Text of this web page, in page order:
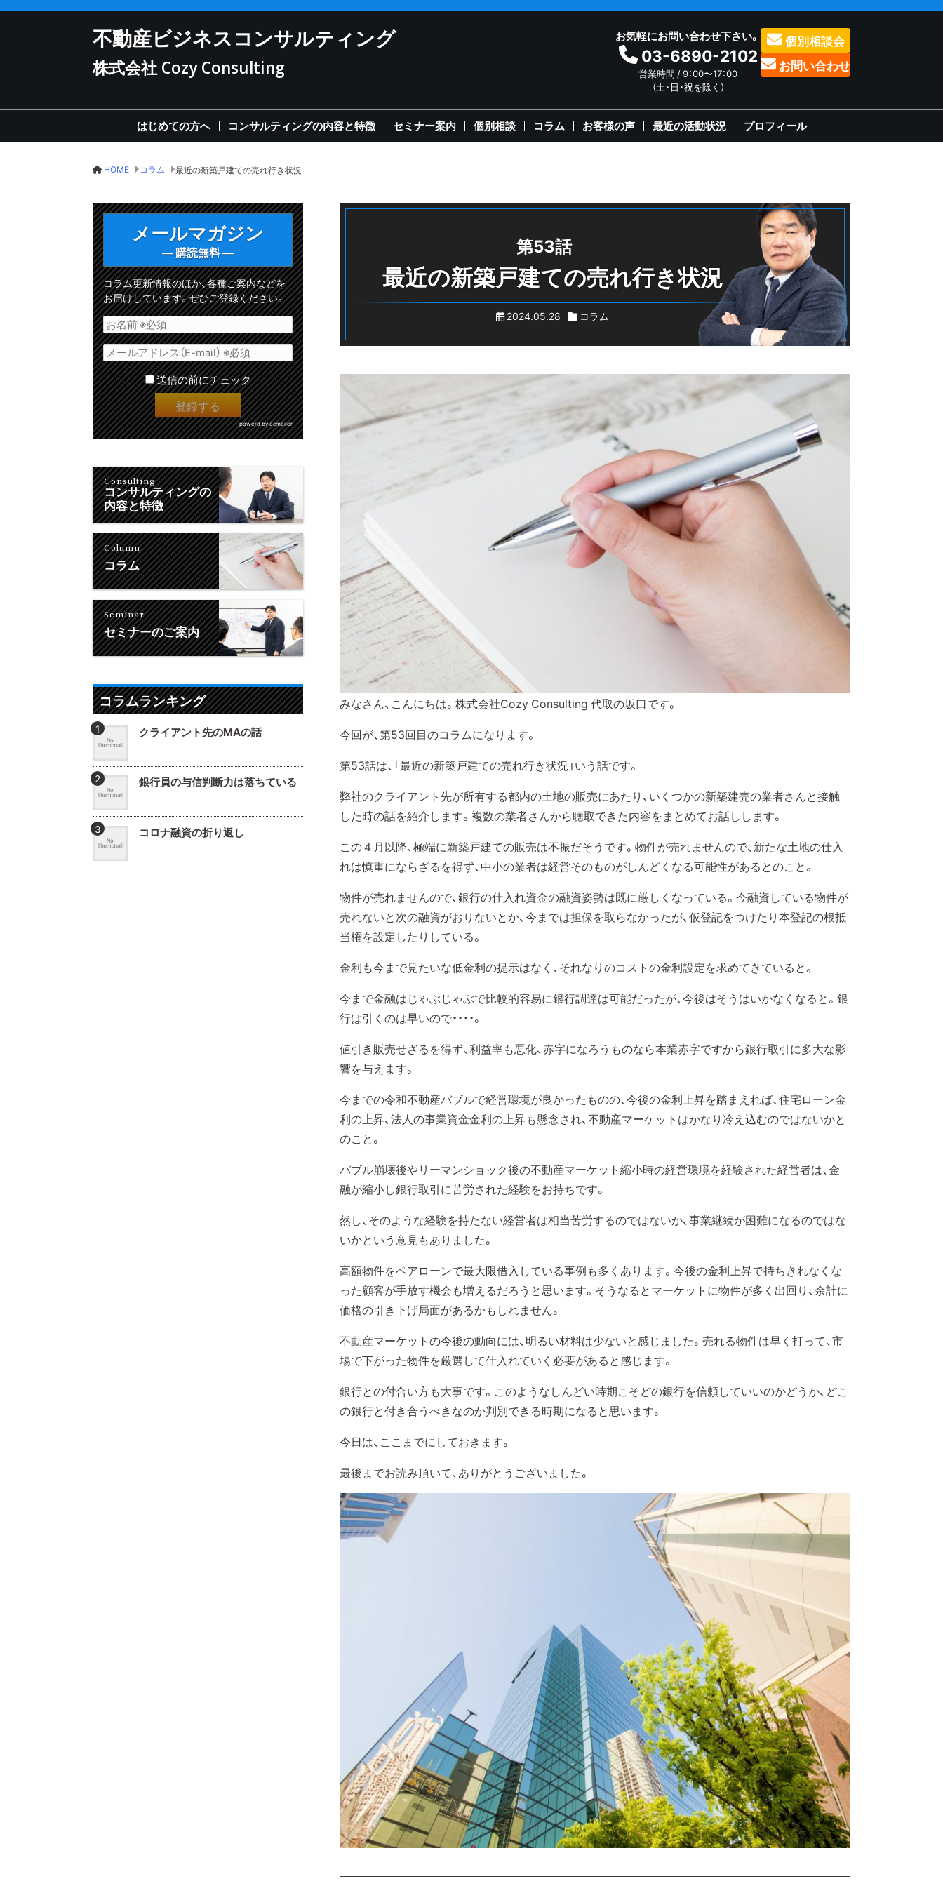
不動産ビジネスコンサルティング
株式会社 Cozy Consulting
お気軽にお問い合わせ下さい。
03-6890-2102
営業時間 / 9：00〜17：00
（土・日・祝を除く）
個別相談会
お問い合わせ
はじめての方へ コンサルティングの内容と特徴 セミナー案内 個別相談 コラム お客様の声 最近の活動状況 プロフィール
HOME コラム 最近の新築戸建ての売れ行き状況
第53話
最近の新築戸建ての売れ行き状況
2024.05.28 コラム
みなさん、こんにちは。株式会社Cozy Consulting 代取の坂口です。
今回が、第53回目のコラムになります。
第53話は、「最近の新築戸建ての売れ行き状況」いう話です。
弊社のクライアント先が所有する都内の土地の販売にあたり、いくつかの新築建売の業者さんと接触
した時の話を紹介します。複数の業者さんから聴取できた内容をまとめてお話しします。
この４月以降、極端に新築戸建ての販売は不振だそうです。物件が売れませんので、新たな土地の仕入
れは慎重にならざるを得ず、中小の業者は経営そのものがしんどくなる可能性があるとのこと。
物件が売れませんので、銀行の仕入れ資金の融資姿勢は既に厳しくなっている。今融資している物件が
売れないと次の融資がおりないとか、今までは担保を取らなかったが、仮登記をつけたり本登記の根抵
当権を設定したりしている。
金利も今まで見たいな低金利の提示はなく、それなりのコストの金利設定を求めてきていると。
今まで金融はじゃぶじゃぶで比較的容易に銀行調達は可能だったが、今後はそうはいかなくなると。銀
行は引くのは早いので・・・・。
値引き販売せざるを得ず、利益率も悪化、赤字になろうものなら本業赤字ですから銀行取引に多大な影
響を与えます。
今までの令和不動産バブルで経営環境が良かったものの、今後の金利上昇を踏まえれば、住宅ローン金
利の上昇、法人の事業資金金利の上昇も懸念され、不動産マーケットはかなり冷え込むのではないかと
のこと。
バブル崩壊後やリーマンショック後の不動産マーケット縮小時の経営環境を経験された経営者は、金
融が縮小し銀行取引に苦労された経験をお持ちです。
然し、そのような経験を持たない経営者は相当苦労するのではないか、事業継続が困難になるのではな
いかという意見もありました。
高額物件をペアローンで最大限借入している事例も多くあります。今後の金利上昇で持ちきれなくな
った顧客が手放す機会も増えるだろうと思います。そうなるとマーケットに物件が多く出回り、余計に
価格の引き下げ局面があるかもしれません。
不動産マーケットの今後の動向には、明るい材料は少ないと感じました。売れる物件は早く打って、市
場で下がった物件を厳選して仕入れていく必要があると感じます。
銀行との付合い方も大事です。このようなしんどい時期こそどの銀行を信頼していいのかどうか、どこ
の銀行と付き合うべきなのか判別できる時期になると思います。
今日は、ここまでにしておきます。
最後までお読み頂いて、ありがとうございました。
メールマガジン
— 購読無料 —
コラム更新情報のほか、各種ご案内などを
お届けしています。ぜひご登録ください。
送信の前にチェック
powerd by acmailer
Consulting
コンサルティングの
内容と特徴
Column
コラム
Seminar
セミナーのご案内
コラムランキング
クライアント先のMAの話
銀行員の与信判断力は落ちている
コロナ融資の折り返し